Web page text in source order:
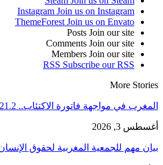
Instagram Join us on Instagram
ThemeForest Join us on Envato
Posts Join our site
Comments Join our site
Members Join our site
RSS Subscribe our RSS
More Stories
المغرب في مواجهة فاتورة الاكتئاب.. 21.2 مليار دولار خسائر…
أغسطس 3, 2026
بيان مهم للجمعية المغربية لحقوق